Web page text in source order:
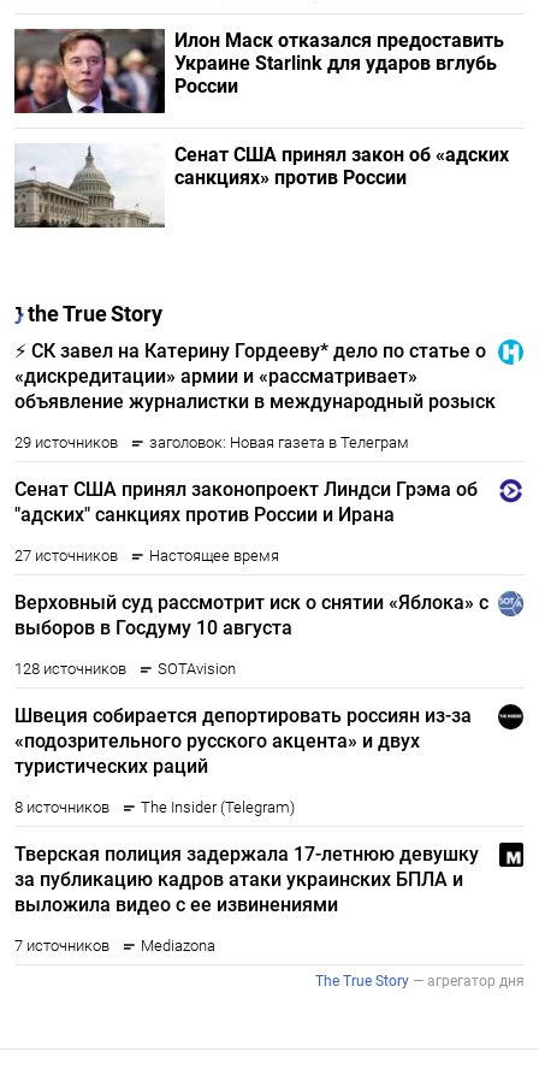
Илон Маск отказался предоставить
Украине Starlink для ударов вглубь
России
Сенат США принял закон об «адских
санкциях» против России